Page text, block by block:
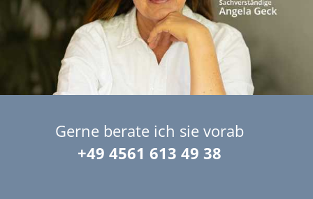
Gerne berate ich sie vorab
+49 4561 613 49 38